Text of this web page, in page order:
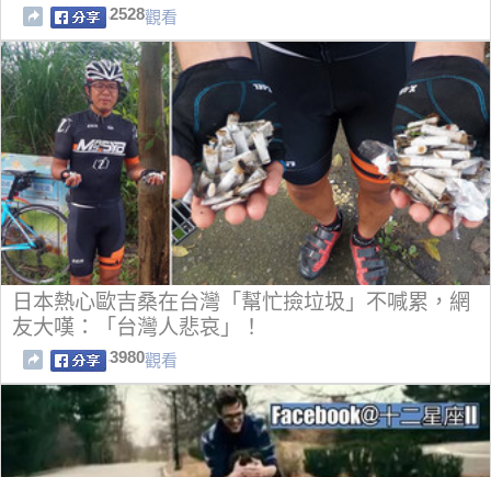
2528觀看
日本熱心歐吉桑在台灣「幫忙撿垃圾」不喊累，網
友大嘆：「台灣人悲哀」！
3980觀看